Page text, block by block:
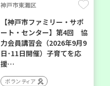
神戸市東灘区
【神戸市ファミリー・サポ
ート・センター】第4回 協
力会員講習会（2026年9月9
日･11日開催）子育てを応
援…
ボランティア